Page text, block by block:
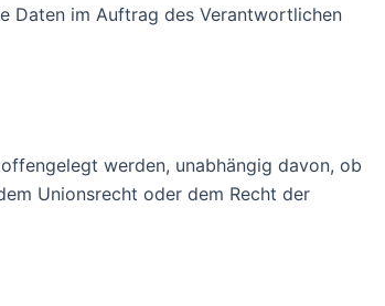
Daten im Auftrag des Verantwortlichen
werden, unabhängig davon, ob
Unionsrecht oder dem Recht der